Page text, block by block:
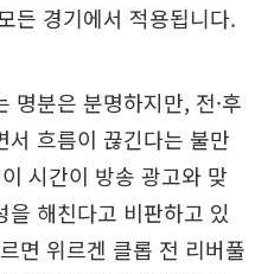
든 경기에서 적용됩니다.
명분은 분명하지만, 전·후
서 흐름이 끊긴다는 불만
시간이 방송 광고와 맞
해친다고 비판하고 있
면 위르겐 클롭 전 리버풀